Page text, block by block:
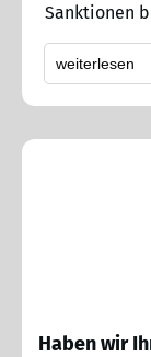
Sanktionen
weiterlesen
Haben wir